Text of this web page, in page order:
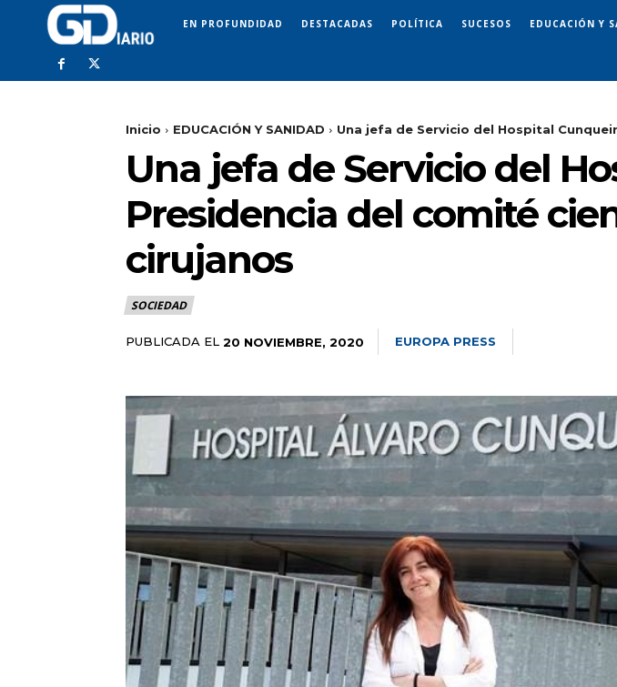
EN PROFUNDIDAD DESTACADAS POLÍTICA SUCESOS EDUCACIÓN Y
Inicio EDUCACIÓN Y SANIDAD Una jefa de Servicio del Hospital
Una jefa de Servicio del
Presidencia del comité
cirujanos
SOCIEDAD
PUBLICADA EL 20 NOVIEMBRE, 2020 EUROPA PRESS